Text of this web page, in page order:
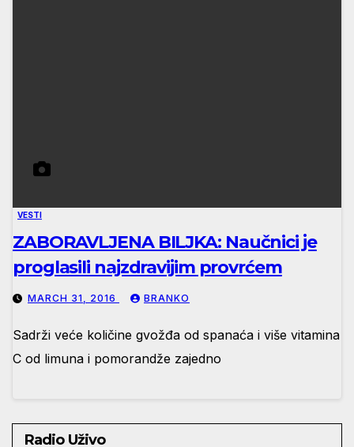
VESTI
ZABORAVLJENA BILJKA: Naučnici je
proglasili najzdravijim provrćem
MARCH 31, 2016 BRANKO
Sadrži veće količine gvožđa od spanaća i više vitamina
C od limuna i pomorandže zajedno
Radio Uživo